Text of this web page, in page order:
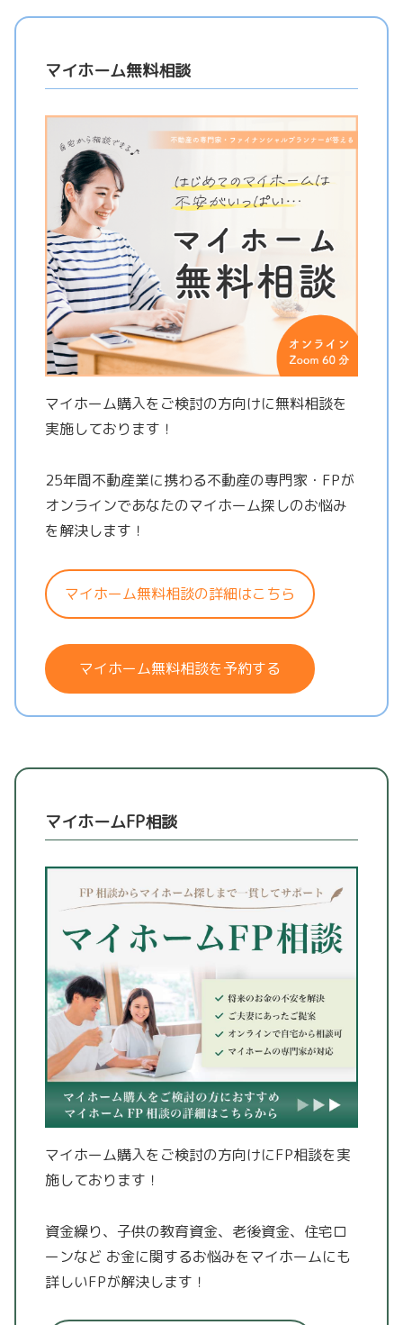
マイホーム無料相談
マイホーム購入をご検討の方向けに無料相談を
実施しております！
25年間不動産業に携わる不動産の専門家・FPが
オンラインであなたのマイホーム探しのお悩み
を解決します！
マイホーム無料相談の詳細はこちら
マイホーム無料相談を予約する
マイホームFP相談
マイホーム購入をご検討の方向けにFP相談を実
施しております！
資金繰り、子供の教育資金、老後資金、住宅ロ
ーンなど お金に関するお悩みをマイホームにも
詳しいFPが解決します！